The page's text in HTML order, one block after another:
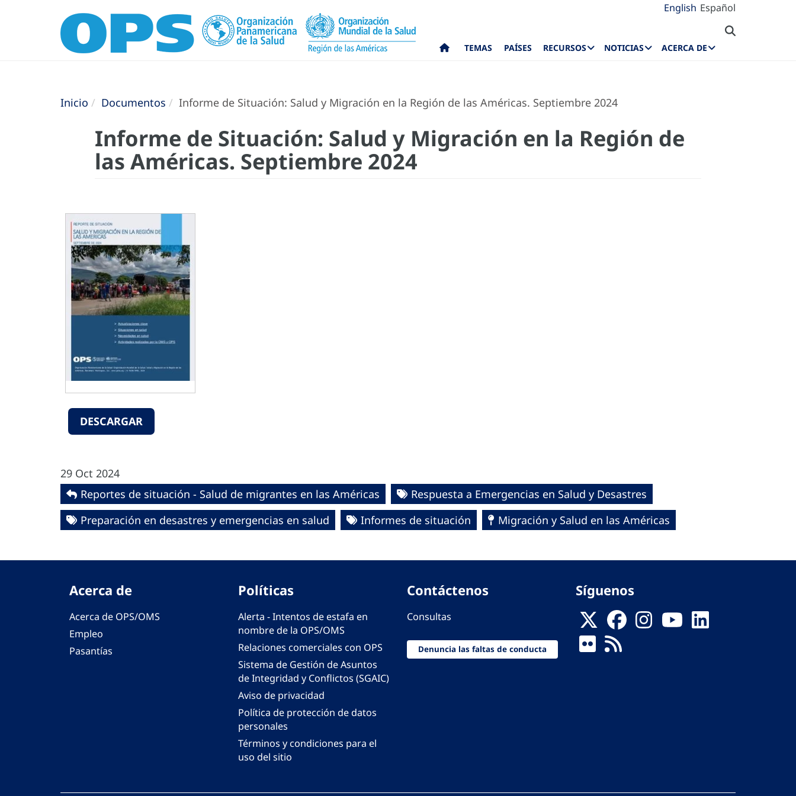
English Español
TEMAS PAÍSES RECURSOS NOTICIAS ACERCA DE
Inicio Documentos Informe de Situación: Salud y Migración en la Región de las Américas. Septiembre 2024
Informe de Situación: Salud y Migración en la Región de
las Américas. Septiembre 2024
DESCARGAR
29 Oct 2024
Reportes de situación - Salud de migrantes en las Américas
Respuesta a Emergencias en Salud y Desastres
Preparación en desastres y emergencias en salud
Informes de situación Migración y Salud en las Américas
Acerca de
Acerca de OPS/OMS
Empleo
Pasantías
Políticas
Alerta - Intentos de estafa en
nombre de la OPS/OMS
Relaciones comerciales con OPS
Sistema de Gestión de Asuntos
de Integridad y Conflictos (SGAIC)
Aviso de privacidad
Política de protección de datos
personales
Términos y condiciones para el
uso del sitio
Contáctenos
Consultas
Denuncia las faltas de conducta
Síguenos